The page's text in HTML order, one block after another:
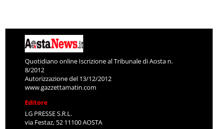
Quotidiano online Iscrizione al Tribunale di Aosta n.
8/2012
Autorizzazione del 13/12/2012
www.gazzettamatin.com
Editore
LG PRESSE S.R.L.
via Festaz, 52 11100 AOSTA